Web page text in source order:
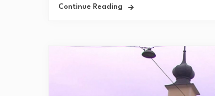
Continue Reading